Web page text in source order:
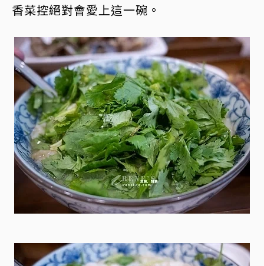
香菜控絕對會愛上這一碗。